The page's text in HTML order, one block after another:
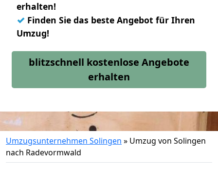
erhalten!
✓ Finden Sie das beste Angebot für Ihren
Umzug!
blitzschnell kostenlose Angebote
erhalten
Umzugsunternehmen Solingen » Umzug von Solingen
nach Radevormwald